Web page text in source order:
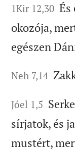
1Kir 12,30 És
okozója,
egészen
Neh 7,14
Jóel 1,5
sírjatok, és
mustért,